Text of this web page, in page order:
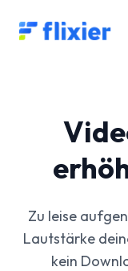
Flixier logo - Home
Zu leise
Lautstärke
kein